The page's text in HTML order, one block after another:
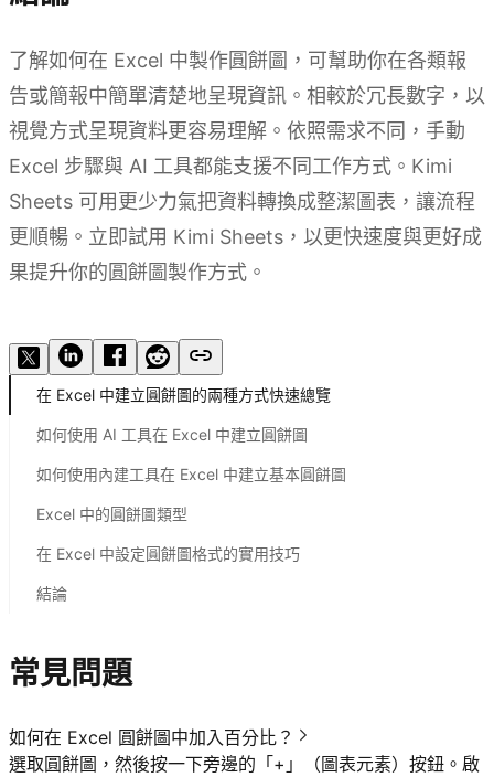
了解如何在 Excel 中製作圓餅圖，可幫助你在各類報
告或簡報中簡單清楚地呈現資訊。相較於冗長數字，以
視覺方式呈現資料更容易理解。依照需求不同，手動
Excel 步驟與 AI 工具都能支援不同工作方式。Kimi
Sheets 可用更少力氣把資料轉換成整潔圖表，讓流程
更順暢。立即試用 Kimi Sheets，以更快速度與更好成
果提升你的圓餅圖製作方式。
在 Excel 中建立圓餅圖的兩種方式快速總覽
如何使用 AI 工具在 Excel 中建立圓餅圖
如何使用內建工具在 Excel 中建立基本圓餅圖
Excel 中的圓餅圖類型
在 Excel 中設定圓餅圖格式的實用技巧
結論
常見問題
如何在 Excel 圓餅圖中加入百分比？
選取圓餅圖，然後按一下旁邊的「+」（圖表元素）按鈕。啟